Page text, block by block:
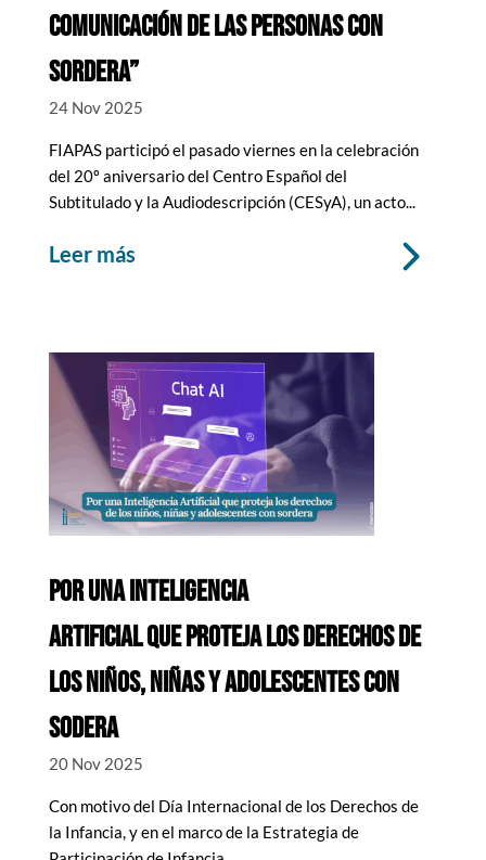
COMUNICACIÓN DE LAS PERSONAS CON
SORDERA”
24 Nov 2025
FIAPAS participó el pasado viernes en la celebración
del 20º aniversario del Centro Español del
Subtitulado y la Audiodescripción (CESyA), un acto...
leer más
POR UNA INTELIGENCIA
ARTIFICIAL QUE PROTEJA LOS DERECHOS DE
LOS NIÑOS, NIÑAS Y ADOLESCENTES CON
SODERA
20 Nov 2025
Con motivo del Día Internacional de los Derechos de
la Infancia, y en el marco de la Estrategia de